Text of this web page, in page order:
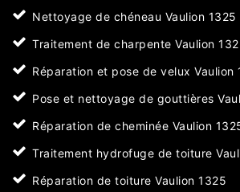
Nettoyage de chéneau Vaulion 1325
Traitement de charpente Vaulion
Réparation et pose de velux Vaulion
Pose et nettoyage de gouttières
Réparation de cheminée Vaulion
Traitement hydrofuge de toiture
Réparation de toiture Vaulion 1325